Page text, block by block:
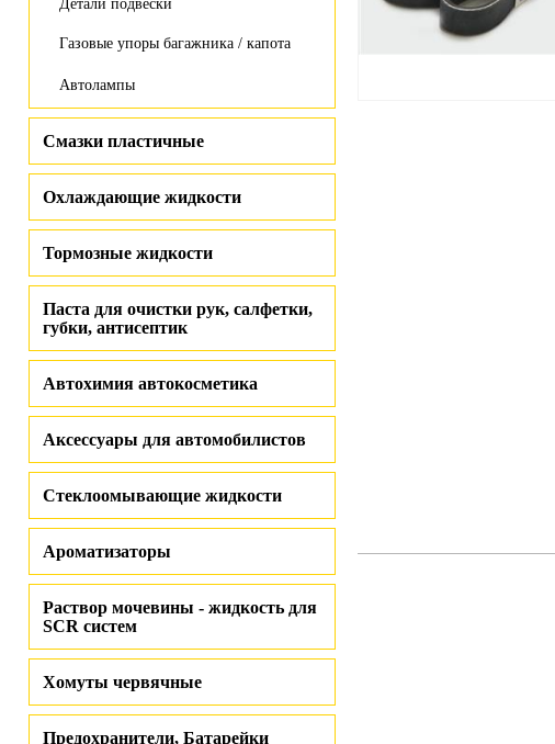
Детали подвески
Газовые упоры багажника / капота
Автолампы
Смазки пластичные
Охлаждающие жидкости
Тормозные жидкости
Паста для очистки рук, салфетки,
губки, антисептик
Автохимия автокосметика
Аксессуары для автомобилистов
Стеклоомывающие жидкости
Ароматизаторы
Раствор мочевины - жидкость для
SCR систем
Хомуты червячные
Предохранители, Батарейки